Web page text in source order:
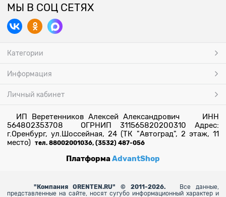
МЫ В СОЦ СЕТЯХ
Категории
Информация
Личный кабинет
ИП Веретенников Алексей Александрович ИНН
564802353708 ОГРНИП 311565820200310 Адрес:
г.Оренбург, ул.Шоссейная, 24 (ТК "Автоград", 2 этаж, 11
место) тел. 88002001036, (3532) 487-056
ПлатформаAdvantShop
" Компания ORENTEN.RU" © 2011-2026.
Все данные,
представленные на сайте, носят сугубо информационный характер и